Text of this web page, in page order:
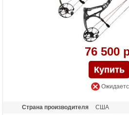
76 500
Страна производителя
США